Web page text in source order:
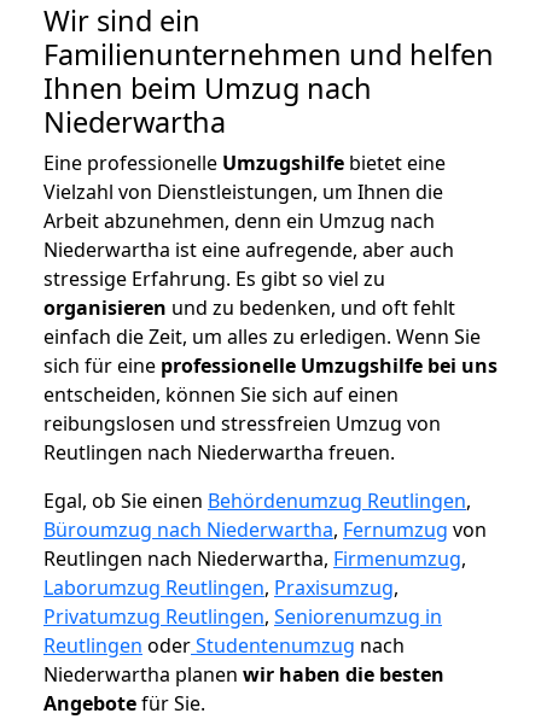
Wir sind ein
Familienunternehmen und helfen
Ihnen beim Umzug nach
Niederwartha
Eine professionelle Umzugshilfe bietet eine
Vielzahl von Dienstleistungen, um Ihnen die
Arbeit abzunehmen, denn ein Umzug nach
Niederwartha ist eine aufregende, aber auch
stressige Erfahrung. Es gibt so viel zu
organisieren und zu bedenken, und oft fehlt
einfach die Zeit, um alles zu erledigen. Wenn Sie
sich für eine professionelle Umzugshilfe bei uns
entscheiden, können Sie sich auf einen
reibungslosen und stressfreien Umzug von
Reutlingen nach Niederwartha freuen.
Egal, ob Sie einen Behördenumzug Reutlingen,
Büroumzug nach Niederwartha, Fernumzug von
Reutlingen nach Niederwartha, Firmenumzug,
Laborumzug Reutlingen, Praxisumzug,
Privatumzug Reutlingen, Seniorenumzug in
Reutlingen oderStudentenumzug nach
Niederwartha planen wir haben die besten
Angebotefür Sie.